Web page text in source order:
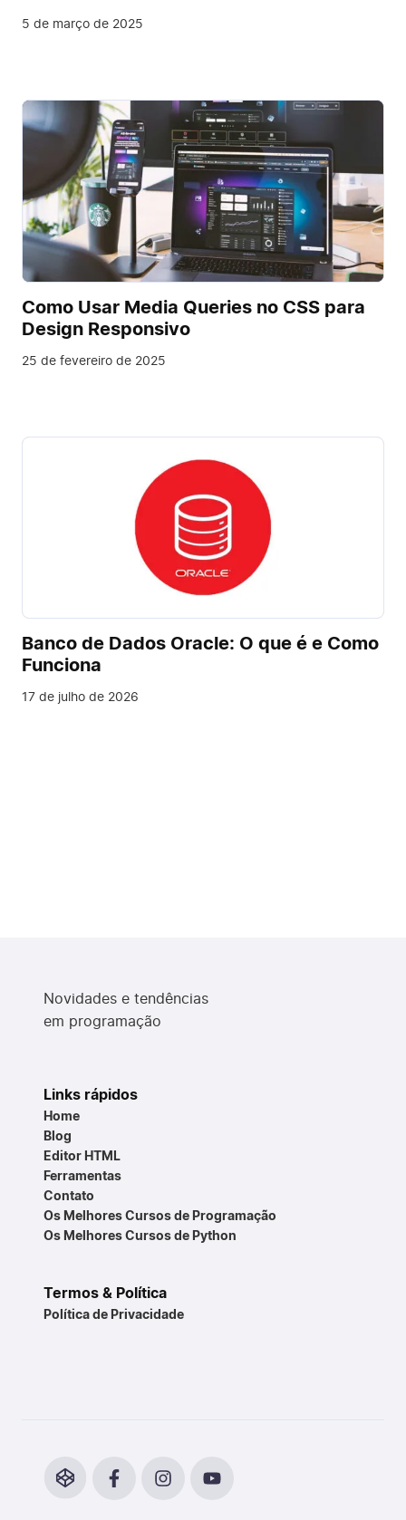
5 de março de 2025
Como Usar Media Queries no CSS para
Design Responsivo
25 de fevereiro de 2025
Banco de Dados Oracle: O que é e Como
Funciona
17 de julho de 2026
Novidades e tendências
em programação
Links rápidos
Home
Blog
Editor HTML
Ferramentas
Contato
Os Melhores Cursos de Programação
Os Melhores Cursos de Python
Termos & Política
Política de Privacidade